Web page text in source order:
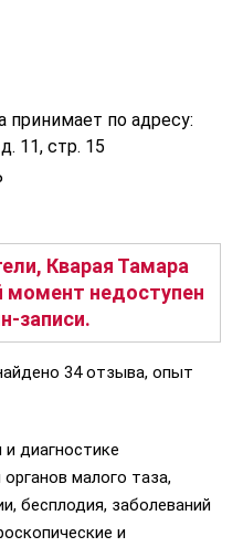
по адресу:
11, стр. 15
Кварая Тамара
недоступен
записи.
34 отзыва, опыт
и диагностике
малого таза,
бесплодия, заболеваний
и